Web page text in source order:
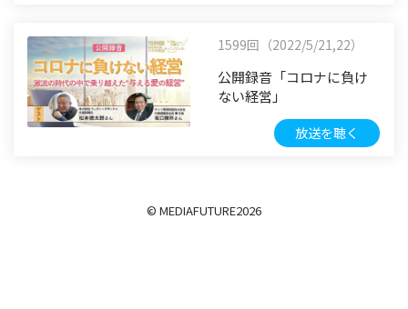
1599回（2022/5/21,22）
公開録音「コロナに負け
ない経営」
放送を聴く
© MEDIAFUTURE2026